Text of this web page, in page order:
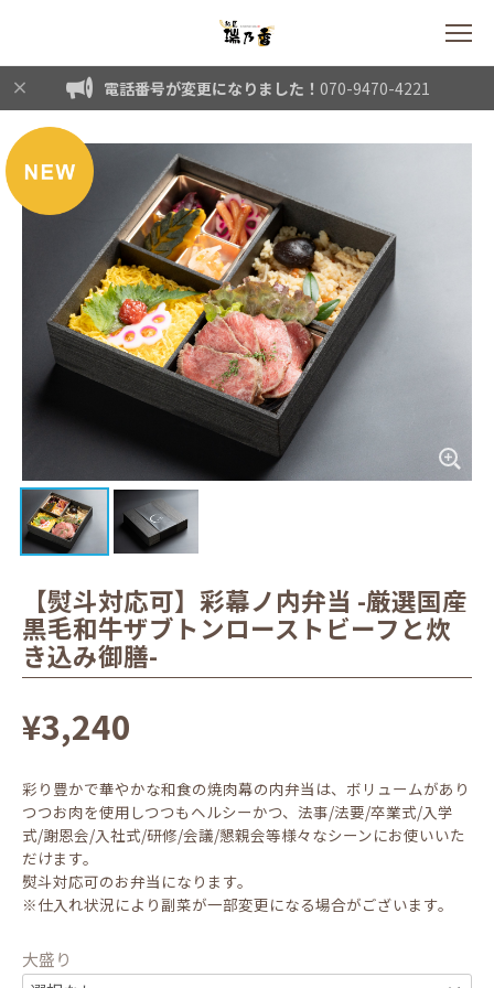
電話番号が変更になりました！ 070-9470-4221
【熨斗対応可】彩幕ノ内弁当 -厳選国産
黒毛和牛ザブトンローストビーフと炊
き込み御膳-
¥3,240
彩り豊かで華やかな和食の焼肉幕の内弁当は、ボリュームがあり
つつお肉を使用しつつもヘルシーかつ、法事/法要/卒業式/入学
式/謝恩会/入社式/研修/会議/懇親会等様々なシーンにお使いいた
だけます。
熨斗対応可のお弁当になります。
※仕入れ状況により副菜が一部変更になる場合がございます。
大盛り